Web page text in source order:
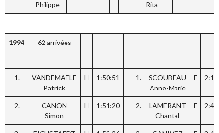
Philippe
Rita
1994 62 arrivées
1.
VANDEMAELE
Patrick
H 1:50:51 1.
SCOUBEAU
Anne-Marie
F
2.
CANON
Simon
H 1:51:20 2.
LAMERANT
Chantal
F